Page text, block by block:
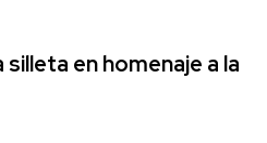
silleta en homenaje a la